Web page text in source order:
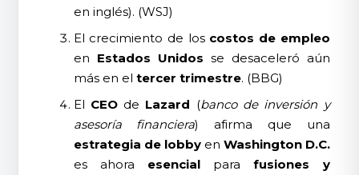
en inglés). (WSJ)
El crecimiento de los costos de empleo
en Estados Unidos se desaceleró aún
más en el tercer trimestre. (BBG)
El CEOde Lazard (banco de inversión y
asesoría financiera) afirma que una
estrategia de lobbyen Washington D.C.
es ahora esencialparafusiones y